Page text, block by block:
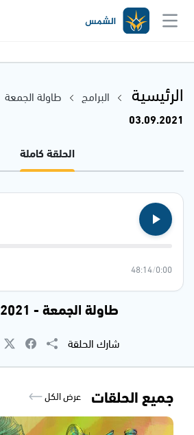
الرئيسية البرامج طاولة الجمعة
03.09.2021
الحلقة كاملة
0:00
/
48:14
طاولة الجمعة - 03.09.2021
شارك الحلقة
جميع الحلقات عرض الكل